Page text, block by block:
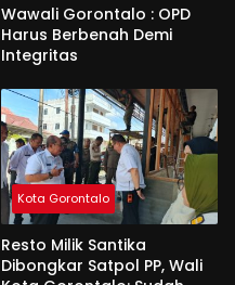
Wawali Gorontalo : OPD
Harus Berbenah Demi
Integritas
Kota Gorontalo
Resto Milik Santika
Dibongkar Satpol PP, Wali